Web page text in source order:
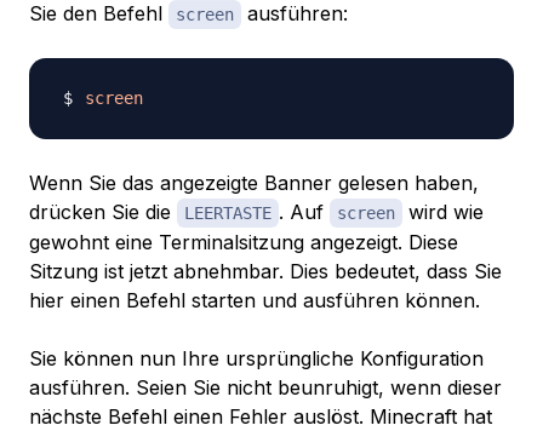
Sie den Befehl
screen ausführen:
screen
Wenn Sie das angezeigte Banner gelesen haben,
drücken Sie die
LEERTASTE . Auf screen
wird wie
gewohnt eine Terminalsitzung angezeigt. Diese
Sitzung ist jetzt abnehmbar. Dies bedeutet, dass Sie
hier einen Befehl starten und ausführen können.
Sie können nun Ihre ursprüngliche Konfiguration
ausführen. Seien Sie nicht beunruhigt, wenn dieser
nächste Befehl einen Fehler auslöst. Minecraft hat